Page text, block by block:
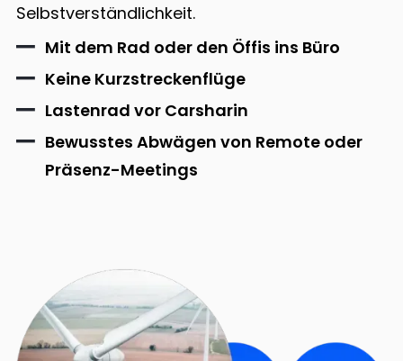
Selbstverständlichkeit.
Mit dem Rad oder den Öffis ins Büro
Keine Kurzstreckenflüge
Lastenrad vor Carsharin
Bewusstes Abwägen von Remote oder
Präsenz-Meetings